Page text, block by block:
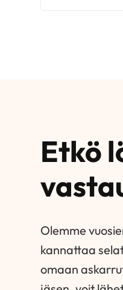
Etkö
Olemme
kannattaa
omaan